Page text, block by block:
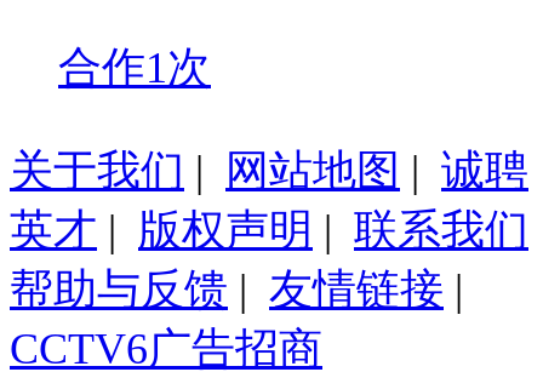
合作1次
关于我们 | 网站地图 | 诚聘
英才 | 版权声明 | 联系我们
帮助与反馈 | 友情链接 |
CCTV6广告招商